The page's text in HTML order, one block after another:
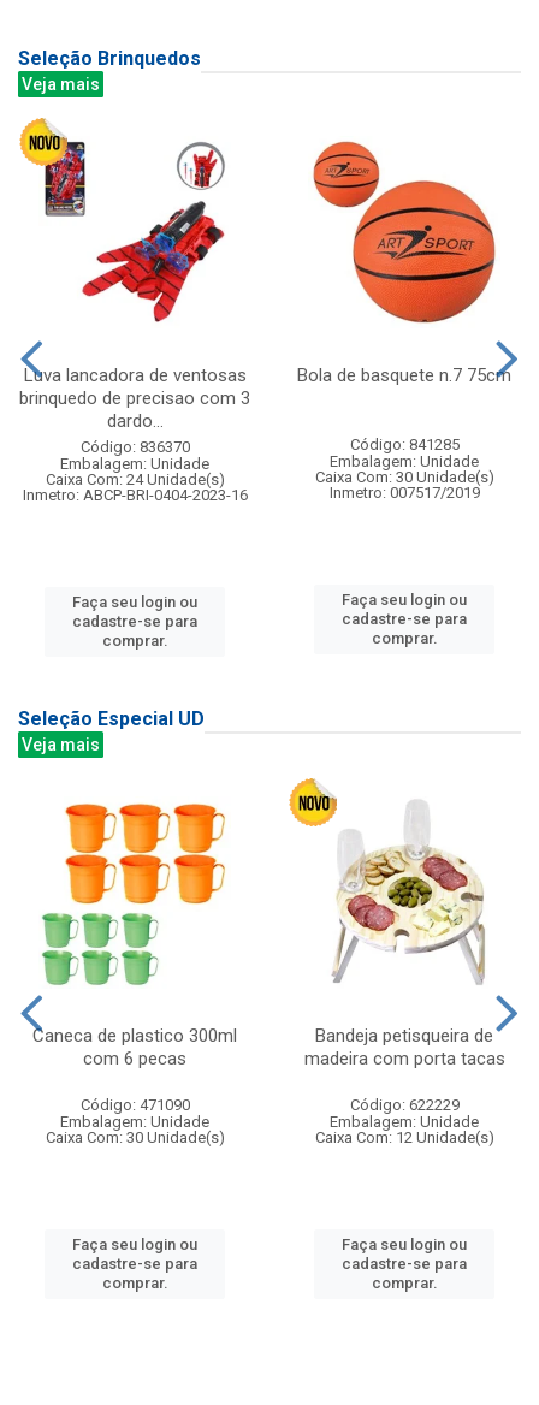
Seleção Brinquedos
Veja mais
Luva lancadora de ventosas
brinquedo de precisao com 3
dardo...
Código: 836370
Embalagem: Unidade
Caixa Com: 24 Unidade(s)
Inmetro: ABCP-BRI-0404-2023-16
Faça seu login ou
cadastre-se para
comprar.
Bola de basquete n.7 75cm
Código: 841285
Embalagem: Unidade
Caixa Com: 30 Unidade(s)
Inmetro: 007517/2019
Faça seu login ou
cadastre-se para
comprar.
Seleção Especial UD
Veja mais
Caneca de plastico 300ml
com 6 pecas
Código: 471090
Embalagem: Unidade
Caixa Com: 30 Unidade(s)
Faça seu login ou
cadastre-se para
comprar.
Bandeja petisqueira de
madeira com porta tacas
Código: 622229
Embalagem: Unidade
Caixa Com: 12 Unidade(s)
Faça seu login ou
cadastre-se para
comprar.